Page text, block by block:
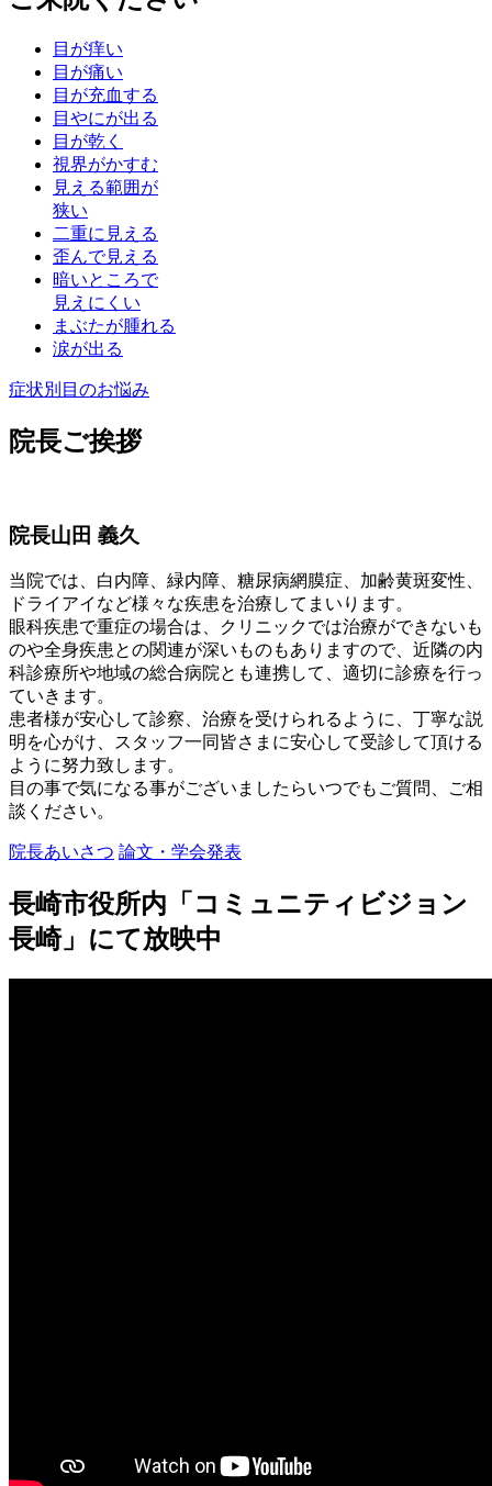
目が痒い
目が痛い
目が充血する
目やにが出る
目が乾く
視界がかすむ
見える範囲が
狭い
二重に見える
歪んで見える
暗いところで
見えにくい
まぶたが腫れる
涙が出る
症状別目のお悩み
院長ご挨拶
院長山田 義久
当院では、白内障、緑内障、糖尿病網膜症、加齢黄斑変性、
ドライアイなど様々な疾患を治療してまいります。
眼科疾患で重症の場合は、クリニックでは治療ができないも
のや全身疾患との関連が深いものもありますので、近隣の内
科診療所や地域の総合病院とも連携して、適切に診療を行っ
ていきます。
患者様が安心して診察、治療を受けられるように、丁寧な説
明を心がけ、スタッフ一同皆さまに安心して受診して頂ける
ように努力致します。
目の事で気になる事がございましたらいつでもご質問、ご相
談ください。
院長あいさつ 論文・学会発表
長崎市役所内「コミュニティビジョン
長崎」にて放映中